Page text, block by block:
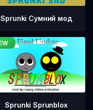
Sprunki Сумний мод
Sprunki Sprunblox